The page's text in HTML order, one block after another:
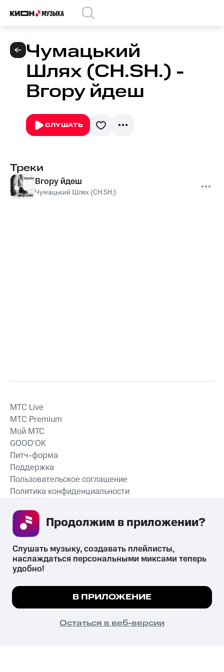
Чумацький
Шлях (CH.SH.) -
Вгору йдеш
СЛУШАТЬ
Треки
Вгору йдеш
Чумацький Шлях (CH.SH.)
СКАЧАТЬ ПРИЛОЖЕНИЕ
MTС Live
MTС Premium
Мой МТС
GOOD’OK
Питч-форма
Поддержка
Пользовательское соглашение
Политика конфиденциальности
психотропных веществ, их аналогов причиняет вред здоровью,
их незаконный оборот запрещён и влечёт установленную
законодательством ответственность.
© 2026 ООО «КИОН».
Все права защищены
Мы используем куки, чтобы на сайте все
Подробнее
ПОНЯТНО
Слушать музыку, создавать плейлисты,
наслаждаться персональными миксами теперь
удобно!
В ПРИЛОЖЕНИЕ
Остаться в веб-версии